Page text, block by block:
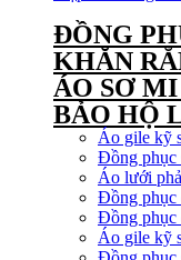
ĐỒNG
KHĂN
ÁO SƠ
BẢO HỘ
Áo gile kỹ
Đồng phục
Áo lưới
Đồng phục
Đồng phục
Áo gile kỹ